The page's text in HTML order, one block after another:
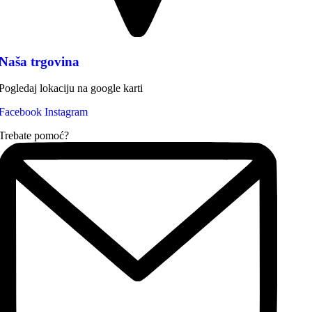
trgovina
lokaciju na google karti
Instagram
pomoć?